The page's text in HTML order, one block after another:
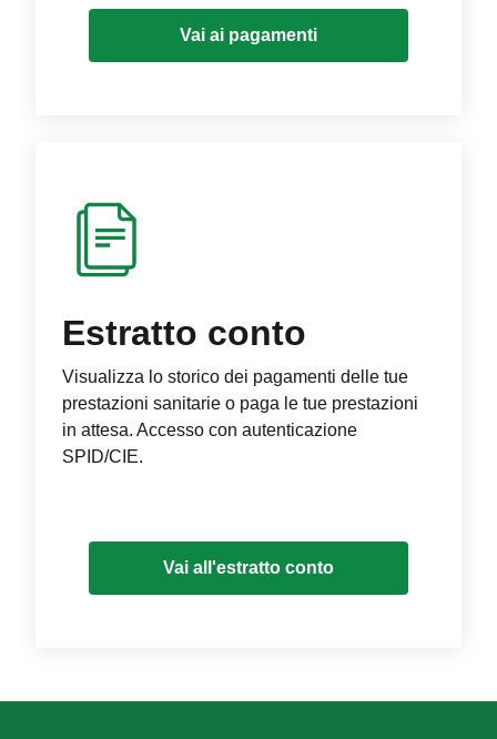
Vai ai pagamenti
Estratto conto
Visualizza lo storico dei pagamenti delle tue
prestazioni sanitarie o paga le tue prestazioni
in attesa. Accesso con autenticazione
SPID/CIE.
Vai all'estratto conto